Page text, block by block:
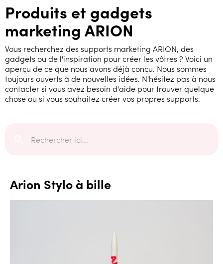
Produits et gadgets
marketing ARION
Vous recherchez des supports marketing ARION, des
gadgets ou de l'inspiration pour créer les vôtres ? Voici un
aperçu de ce que nous avons déjà conçu. Nous sommes
toujours ouverts à de nouvelles idées. N'hésitez pas à nous
contacter si vous avez besoin d'aide pour trouver quelque
chose ou si vous souhaitez créer vos propres supports.
Arion Stylo à bille